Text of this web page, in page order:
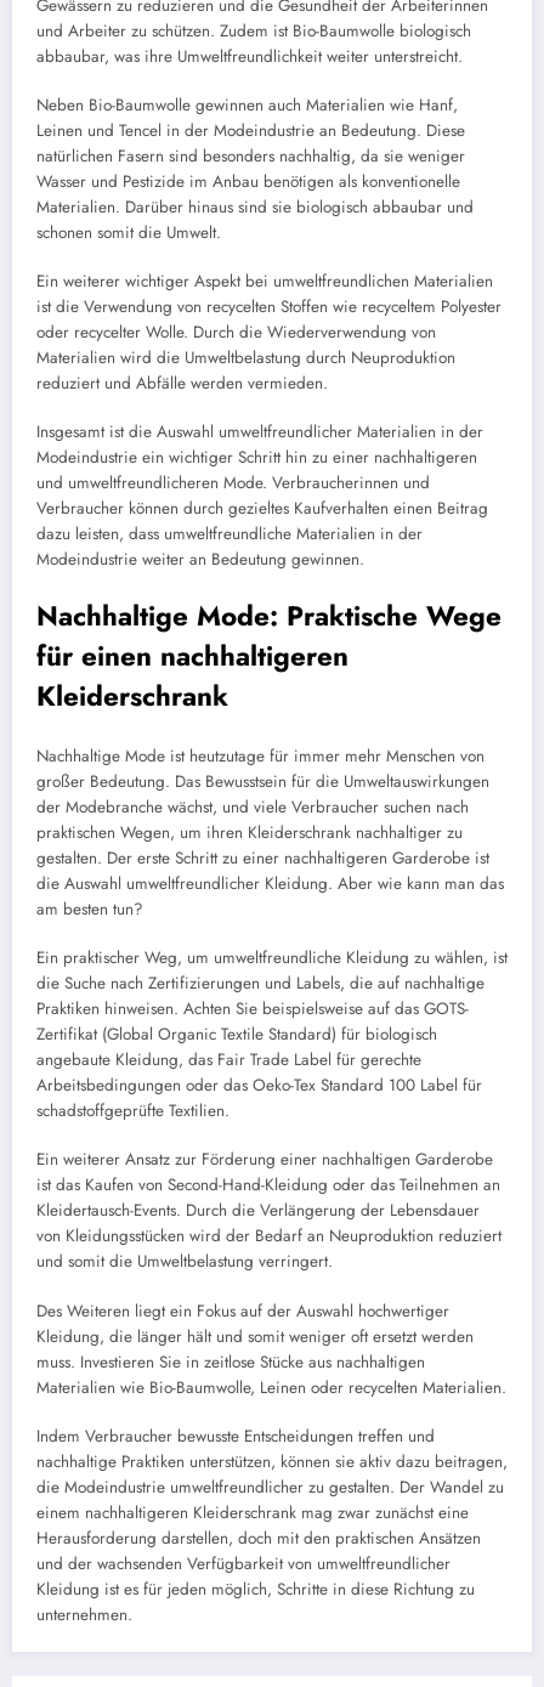
Gewässern zu reduzieren und die Gesundheit der Arbeiterinnen
und Arbeiter zu schützen. Zudem ist Bio-Baumwolle biologisch
abbaubar, was ihre Umweltfreundlichkeit weiter unterstreicht.
Neben Bio-Baumwolle gewinnen auch Materialien wie Hanf,
Leinen und Tencel in der Modeindustrie an Bedeutung. Diese
natürlichen Fasern sind besonders nachhaltig, da sie weniger
Wasser und Pestizide im Anbau benötigen als konventionelle
Materialien. Darüber hinaus sind sie biologisch abbaubar und
schonen somit die Umwelt.
Ein weiterer wichtiger Aspekt bei umweltfreundlichen Materialien
ist die Verwendung von recycelten Stoffen wie recyceltem Polyester
oder recycelter Wolle. Durch die Wiederverwendung von
Materialien wird die Umweltbelastung durch Neuproduktion
reduziert und Abfälle werden vermieden.
Insgesamt ist die Auswahl umweltfreundlicher Materialien in der
Modeindustrie ein wichtiger Schritt hin zu einer nachhaltigeren
und umweltfreundlicheren Mode. Verbraucherinnen und
Verbraucher können durch gezieltes Kaufverhalten einen Beitrag
dazu leisten, dass umweltfreundliche Materialien in der
Modeindustrie weiter an Bedeutung gewinnen.
Nachhaltige Mode: Praktische Wege
für einen nachhaltigeren
Kleiderschrank
Nachhaltige Mode ist heutzutage für immer mehr Menschen von
großer Bedeutung. Das Bewusstsein für die Umweltauswirkungen
der Modebranche wächst, und viele Verbraucher suchen nach
praktischen Wegen, um ihren Kleiderschrank nachhaltiger zu
gestalten. Der erste Schritt zu einer nachhaltigeren Garderobe ist
die Auswahl umweltfreundlicher Kleidung. Aber wie kann man das
am besten tun?
Ein praktischer Weg, um umweltfreundliche Kleidung zu wählen, ist
die Suche nach Zertifizierungen und Labels, die auf nachhaltige
Praktiken hinweisen. Achten Sie beispielsweise auf das GOTS-
Zertifikat (Global Organic Textile Standard) für biologisch
angebaute Kleidung, das Fair Trade Label für gerechte
Arbeitsbedingungen oder das Oeko-Tex Standard 100 Label für
schadstoffgeprüfte Textilien.
Ein weiterer Ansatz zur Förderung einer nachhaltigen Garderobe
ist das Kaufen von Second-Hand-Kleidung oder das Teilnehmen an
Kleidertausch-Events. Durch die Verlängerung der Lebensdauer
von Kleidungsstücken wird der Bedarf an Neuproduktion reduziert
und somit die Umweltbelastung verringert.
Des Weiteren liegt ein Fokus auf der Auswahl hochwertiger
Kleidung, die länger hält und somit weniger oft ersetzt werden
muss. Investieren Sie in zeitlose Stücke aus nachhaltigen
Materialien wie Bio-Baumwolle, Leinen oder recycelten Materialien.
Indem Verbraucher bewusste Entscheidungen treffen und
nachhaltige Praktiken unterstützen, können sie aktiv dazu beitragen,
die Modeindustrie umweltfreundlicher zu gestalten. Der Wandel zu
einem nachhaltigeren Kleiderschrank mag zwar zunächst eine
Herausforderung darstellen, doch mit den praktischen Ansätzen
und der wachsenden Verfügbarkeit von umweltfreundlicher
Kleidung ist es für jeden möglich, Schritte in diese Richtung zu
unternehmen.